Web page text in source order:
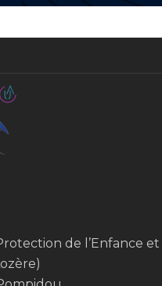
de l’Enfance